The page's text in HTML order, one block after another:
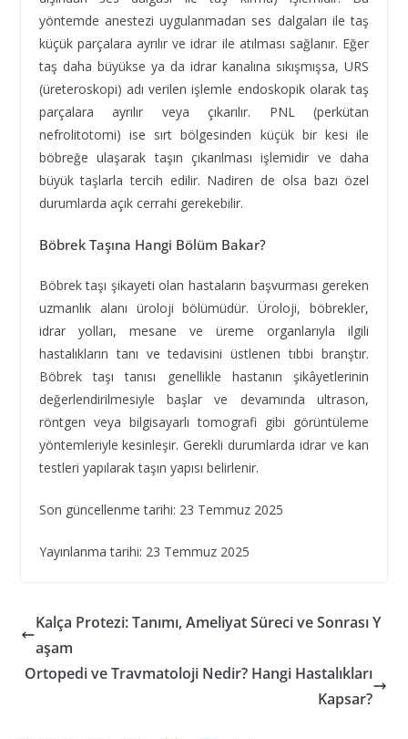
yöntemde anestezi uygulanmadan ses dalgaları ile taş
küçük parçalara ayrılır ve idrar ile atılması sağlanır. Eğer
taş daha büyükse ya da idrar kanalına sıkışmışsa, URS
(üreteroskopi) adı verilen işlemle endoskopik olarak taş
parçalara ayrılır veya çıkarılır. PNL (perkütan
nefrolitotomi) ise sırt bölgesinden küçük bir kesi ile
böbreğe ulaşarak taşın çıkarılması işlemidir ve daha
büyük taşlarla tercih edilir. Nadiren de olsa bazı özel
durumlarda açık cerrahi gerekebilir.
Böbrek Taşına Hangi Bölüm Bakar?
Böbrek taşı şikayeti olan hastaların başvurması gereken
uzmanlık alanı üroloji bölümüdür. Üroloji, böbrekler,
idrar yolları, mesane ve üreme organlarıyla ilgili
hastalıkların tanı ve tedavisini üstlenen tıbbi branştır.
Böbrek taşı tanısı genellikle hastanın şikâyetlerinin
değerlendirilmesiyle başlar ve devamında ultrason,
röntgen veya bilgisayarlı tomografi gibi görüntüleme
yöntemleriyle kesinleşir. Gerekli durumlarda idrar ve kan
testleri yapılarak taşın yapısı belirlenir.
Son güncellenme tarihi: 23 Temmuz 2025
Yayınlanma tarihi: 23 Temmuz 2025
Kalça Protezi: Tanımı, Ameliyat Süreci ve Sonrası Y
aşam
Ortopedi ve Travmatoloji Nedir? Hangi Hastalıkları
Kapsar?